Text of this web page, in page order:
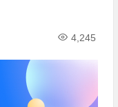
4,245